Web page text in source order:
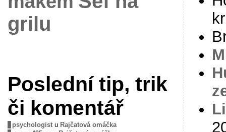
grilu
Poslední tip, trik
či komentář
psychologistu Rajčatová omáčka